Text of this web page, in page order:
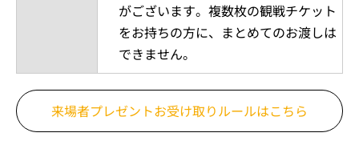
がございます。複数枚の観戦チケット
をお持ちの方に、まとめてのお渡しは
できません。
来場者プレゼントお受け取りルールはこちら